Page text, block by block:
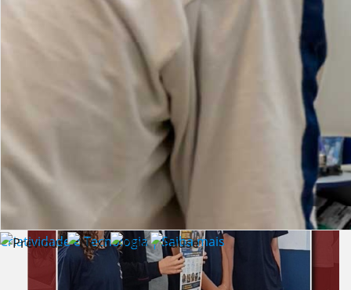
Criatividade e Tecnologia | Saiba mais